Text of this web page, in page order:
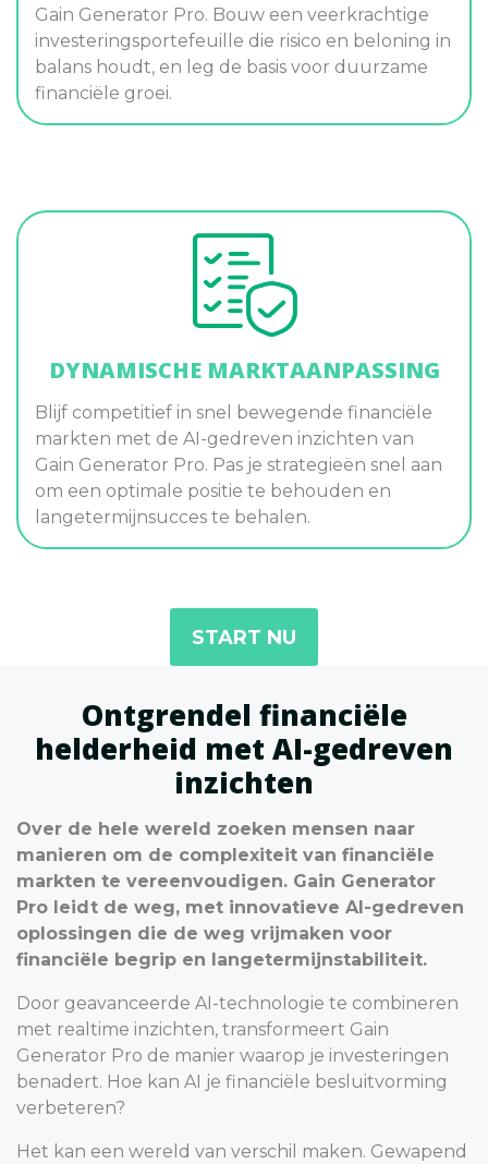
Gain Generator Pro. Bouw een veerkrachtige
investeringsportefeuille die risico en beloning in
balans houdt, en leg de basis voor duurzame
financiële groei.
DYNAMISCHE MARKTAANPASSING
Blijf competitief in snel bewegende financiële
markten met de AI-gedreven inzichten van
Gain Generator Pro. Pas je strategieën snel aan
om een optimale positie te behouden en
langetermijnsucces te behalen.
START NU
Ontgrendel financiële
helderheid met AI-gedreven
inzichten
Over de hele wereld zoeken mensen naar
manieren om de complexiteit van financiële
markten te vereenvoudigen. Gain Generator
Pro leidt de weg, met innovatieve AI-gedreven
oplossingen die de weg vrijmaken voor
financiële begrip en langetermijnstabiliteit.
Door geavanceerde AI-technologie te combineren
met realtime inzichten, transformeert Gain
Generator Pro de manier waarop je investeringen
benadert. Hoe kan AI je financiële besluitvorming
verbeteren?
Het kan een wereld van verschil maken. Gewapend